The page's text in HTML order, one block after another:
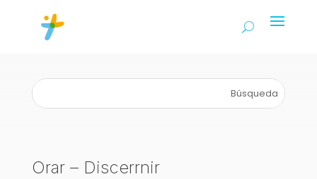
Orar – Discerrnir